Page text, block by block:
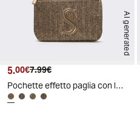
AI generated
Prezzo attuale
5.00€ Prezzo originale
7.99€
Pochette effetto paglia con lettera